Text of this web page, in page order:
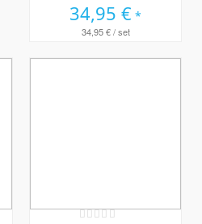
34,95 €
34,95 €/ set
Rating: